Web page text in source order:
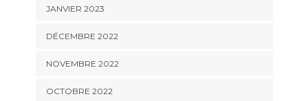
JANVIER 2023
DÉCEMBRE 2022
NOVEMBRE 2022
OCTOBRE 2022